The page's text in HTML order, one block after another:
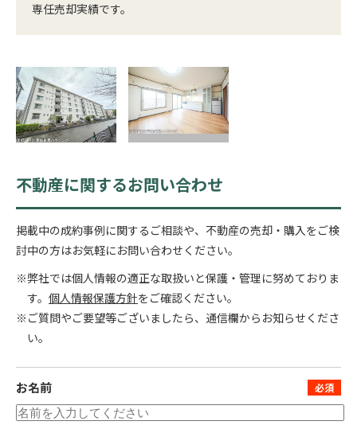
専任売却実績です。
不動産に関するお問い合わせ
掲載中の成約事例に関するご相談や、不動産の売却・購入をご検
討中の方はお気軽にお問い合わせください。
※弊社では個人情報の適正な取扱いと保護・管理に努めておりま
す。 個人情報保護方針をご確認ください。
※ご質問やご要望等ございましたら、通信欄からお知らせくださ
い。
お名前